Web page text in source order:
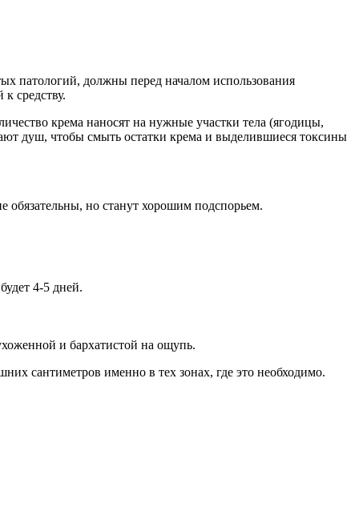
патологий, должны перед началом использования
средству.
крема наносят на нужные участки тела (ягодицы,
душ, чтобы смыть остатки крема и выделившиеся токсины
но станут хорошим подспорьем.
4-5 дней.
и бархатистой на ощупь.
сантиметров именно в тех зонах, где это необходимо.